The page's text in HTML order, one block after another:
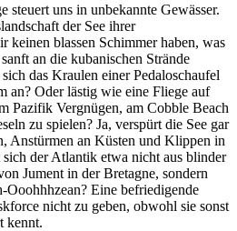
steuert uns in unbekannte Gewässer.
der See ihrer
keinen blassen Schimmer haben, was
an die kubanischen Strände
das Kraulen einer Pedaloschaufel
an? Oder lästig wie eine Fliege auf
Pazifik Vergnügen, am Cobble Beach
zu spielen? Ja, verspürt die See gar
Anstürmen an Küsten und Klippen in
der Atlantik etwa nicht aus blinder
Jument in der Bretagne, sondern
Ooohhhzean? Eine befriedigende
nicht zu geben, obwohl sie sonst
kennt.